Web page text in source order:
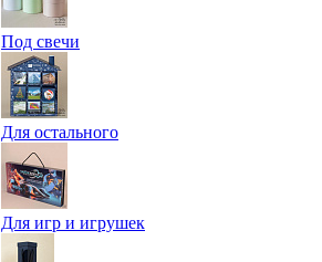
Под свечи
Для остального
Для игр и игрушек